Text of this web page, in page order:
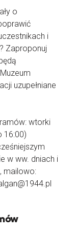
o
i
Zaproponuj
uzupełniane
wtorki
16:00)
w ww. dniach i
mailowo: